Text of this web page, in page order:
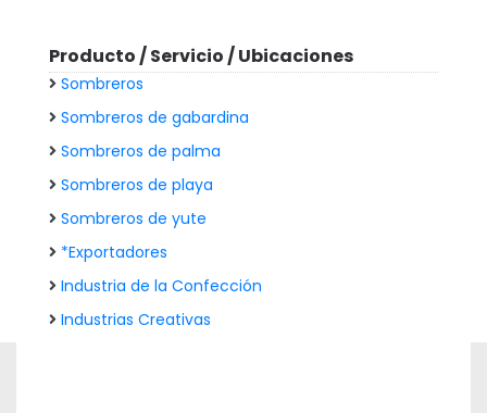
Producto / Servicio / Ubicaciones
Sombreros
Sombreros de gabardina
Sombreros de palma
Sombreros de playa
Sombreros de yute
*Exportadores
Industria de la Confección
Industrias Creativas